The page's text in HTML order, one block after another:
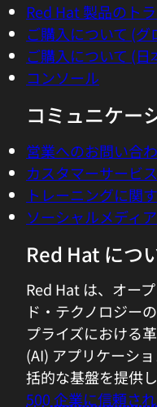
Red Hat 製品のト
ご購入について (
ご購入について (日
コンソール
コミュニケー
営業へのお問い合
カスタマーサービ
トレーニングに関
ソーシャルメディア
Red Hat につ
Red Hat は、オー
ド・テクノロジー
プライズにおける
(AI) アプリケーシ
括的な基盤を提供し
500 企業に信頼さ